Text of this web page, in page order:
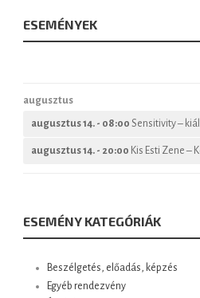
ESEMÉNYEK
augusztus
augusztus 14. - 08:00 Sensitivity –
augusztus 14. - 20:00 Kis Esti Zene –
ESEMÉNY KATEGÓRIÁK
Beszélgetés, előadás, képzés
Egyéb rendezvény